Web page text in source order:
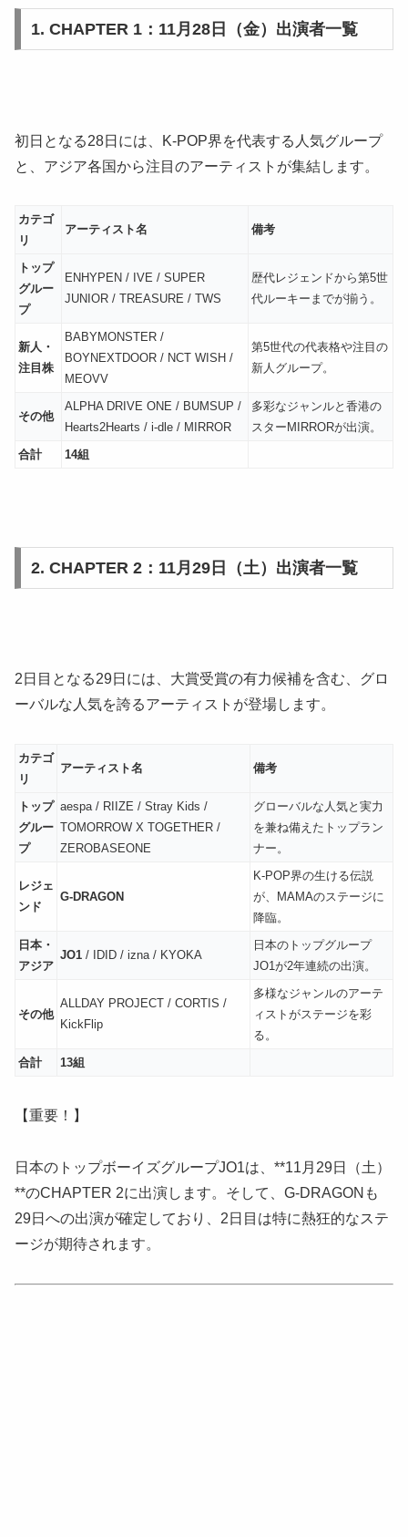
1. CHAPTER 1：11月28日（金）出演者一覧
初日となる28日には、K-POP界を代表する人気グループ
と、アジア各国から注目のアーティストが集結します。
カテゴ
リ
アーティスト名 備考
トップ
グルー
プ
ENHYPEN / IVE / SUPER
JUNIOR / TREASURE / TWS
歴代レジェンドから第5世
代ルーキーまでが揃う。
新人・
注目株
BABYMONSTER /
BOYNEXTDOOR / NCT WISH /
MEOVV
第5世代の代表格や注目の
新人グループ。
その他
ALPHA DRIVE ONE / BUMSUP /
Hearts2Hearts / i-dle / MIRROR
多彩なジャンルと香港の
スターMIRRORが出演。
合計
14組
2. CHAPTER 2：11月29日（土）出演者一覧
2日目となる29日には、大賞受賞の有力候補を含む、グロ
ーバルな人気を誇るアーティストが登場します。
カテゴ
リ
アーティスト名 備考
トップ
グルー
プ
aespa / RIIZE / Stray Kids /
TOMORROW X TOGETHER /
ZEROBASEONE
グローバルな人気と実力
を兼ね備えたトップラン
ナー。
レジェ
ンド
G-DRAGON
K-POP界の生ける伝説
が、MAMAのステージに
降臨。
日本・
アジア
JO1 / IDID / izna / KYOKA
日本のトップグループ
JO1が2年連続の出演。
その他
ALLDAY PROJECT / CORTIS /
KickFlip
多様なジャンルのアーテ
ィストがステージを彩
る。
合計
13組
【重要！】
日本のトップボーイズグループJO1は、**11月29日（土）
**のCHAPTER 2に出演します。そして、G-DRAGONも
29日への出演が確定しており、2日目は特に熱狂的なステ
ージが期待されます。